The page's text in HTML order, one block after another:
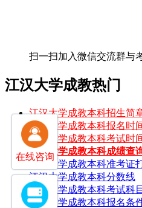
扫一扫加入微信交流群与
江汉大学成教热门
江汉大学成教本科招生简
江汉大学成教本科报名时
江汉大学成教本科考试时
江汉大学成教本科成绩查
江汉大学成教本科准考证
江汉大学成教本科分数线
江汉大学成教本科考试科目
江汉大学成教本科报名条
在线咨询